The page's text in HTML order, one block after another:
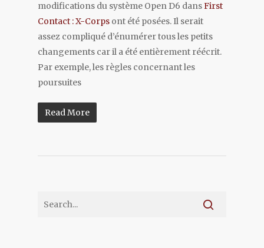
modifications du système Open D6 dansFirst
Contact : X-Corps ont été posées. Il serait
assez compliqué d’énumérer tous les petits
changements car il a été entièrement réécrit.
Par exemple, les règles concernant les
poursuites
Read More